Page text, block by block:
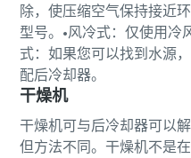
除，使压缩空气保持接近
型号。•风冷式：仅使用冷
式：如果您可以找到水源
配后冷却器。
干燥机
干燥机可与后冷却器可以
但方法不同。干燥机不是